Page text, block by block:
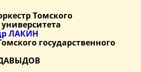
Томского
ЛАКИН
государственного